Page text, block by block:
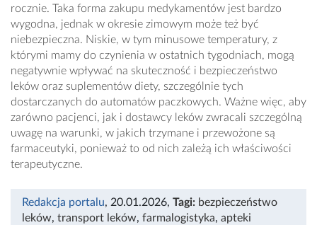
rocznie. Taka forma zakupu medykamentów jest bardzo
wygodna, jednak w okresie zimowym może też być
niebezpieczna. Niskie, w tym minusowe temperatury, z
którymi mamy do czynienia w ostatnich tygodniach, mogą
negatywnie wpływać na skuteczność i bezpieczeństwo
leków oraz suplementów diety, szczególnie tych
dostarczanych do automatów paczkowych. Ważne więc, aby
zarówno pacjenci, jak i dostawcy leków zwracali szczególną
uwagę na warunki, w jakich trzymane i przewożone są
farmaceutyki, ponieważ to od nich zależą ich właściwości
terapeutyczne.
Redakcja portalu, 20.01.2026, Tagi: bezpieczeństwo
leków, transport leków, farmalogistyka, apteki